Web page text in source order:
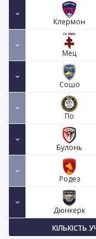
Клермон
Мец
Сошо
По
Булонь
Родез
Дюнкерк
КІЛЬКІСТЬ